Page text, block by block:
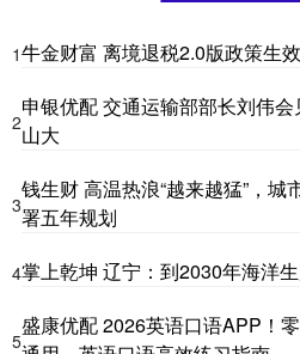
1牛金财富 离境退税2.0版政策生
2
申银优配 交通运输部部长刘伟
山大
3
钱生财 高温热浪“越来越猛”，
署五年规划
4掌上乾坤 辽宁：到2030年海洋
5
盛康优配 2026英语口语APP！